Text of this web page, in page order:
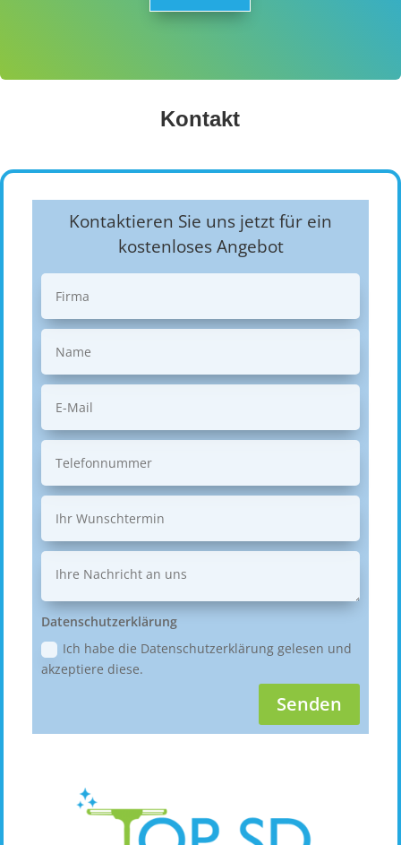
Kontakt
Kontaktieren Sie uns jetzt für ein
kostenloses Angebot
Datenschutzerklärung
Ich habe die Datenschutzerklärung gelesen und
akzeptiere diese.
Senden